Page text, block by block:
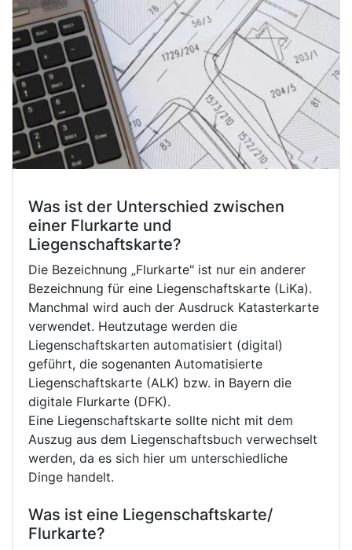
Was ist der Unterschied zwischen
einer Flurkarte und
Liegenschaftskarte?
Die Bezeichnung „Flurkarte" ist nur ein anderer
Bezeichnung für eine Liegenschaftskarte (LiKa).
Manchmal wird auch der Ausdruck Katasterkarte
verwendet. Heutzutage werden die
Liegenschaftskarten automatisiert (digital)
geführt, die sogenanten Automatisierte
Liegenschaftskarte (ALK) bzw. in Bayern die
digitale Flurkarte (DFK).
Eine Liegenschaftskarte sollte nicht mit dem
Auszug aus dem Liegenschaftsbuch verwechselt
werden, da es sich hier um unterschiedliche
Dinge handelt.
Was ist eine Liegenschaftskarte/
Flurkarte?